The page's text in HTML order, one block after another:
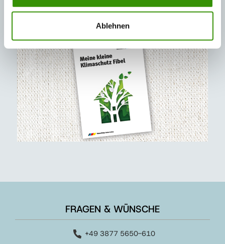
Ablehnen
Klimaschutz-Tipps für alle
Bereich anzeigen
FRAGEN & WÜNSCHE
+49 3877 5650-610